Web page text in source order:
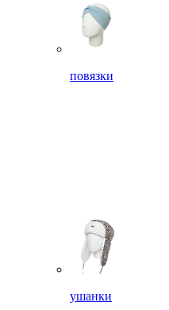
повязки
ушанки